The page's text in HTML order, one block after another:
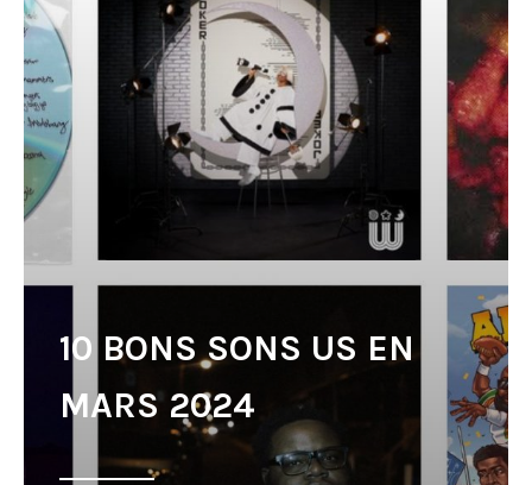
10 BONS SONS US EN
MARS 2024